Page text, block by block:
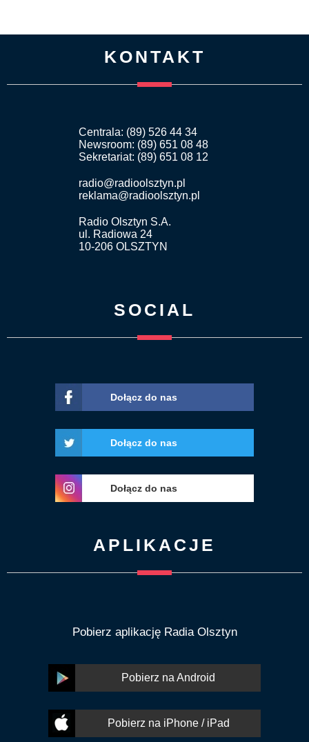
KONTAKT
Centrala: (89) 526 44 34
Newsroom: (89) 651 08 48
Sekretariat: (89) 651 08 12
radio@radioolsztyn.pl
reklama@radioolsztyn.pl
Radio Olsztyn S.A.
ul. Radiowa 24
10-206 OLSZTYN
SOCIAL
Dołącz do nas
Dołącz do nas
Dołącz do nas
APLIKACJE
Pobierz aplikację Radia Olsztyn
Pobierz na Android
Pobierz na iPhone / iPad